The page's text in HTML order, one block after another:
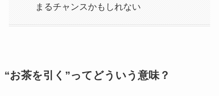
まるチャンスかもしれない
“お茶を引く”ってどういう意味？